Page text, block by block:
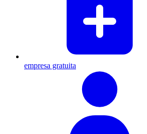
empresa gratuita